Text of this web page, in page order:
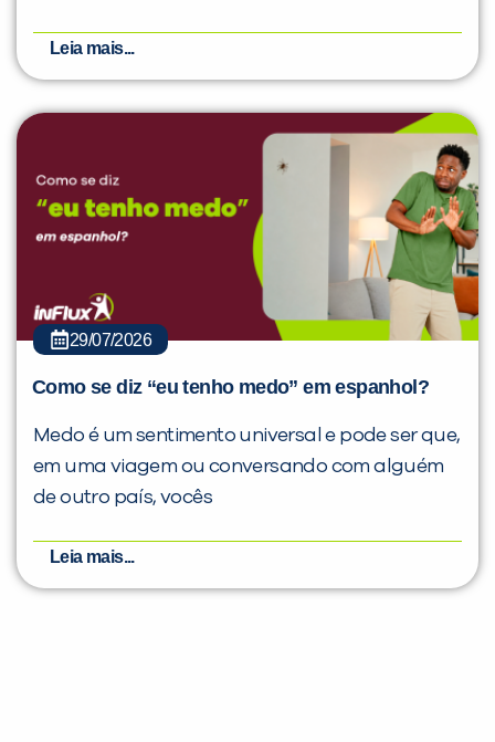
Leia mais...
29/07/2026
Como se diz “eu tenho medo” em espanhol?
Medo é um sentimento universal e pode ser que,
em uma viagem ou conversando com alguém
de outro país, vocês
Leia mais...